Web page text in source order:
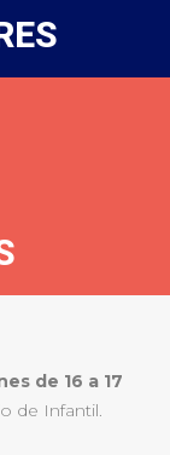
de 16 a 17
de Infantil.